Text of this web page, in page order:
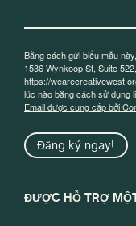
Bằng cách gửi biểu mẫu
1536 Wynkoop St, Suite
https://
lúc nào bằng cách sử dụng
Email được cung cấp bởi
Đăng ký ngay!
ĐƯỢC HỖ TRỢ